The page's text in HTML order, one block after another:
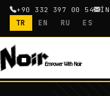
+90 332 397 00 54
TR EN RU ES